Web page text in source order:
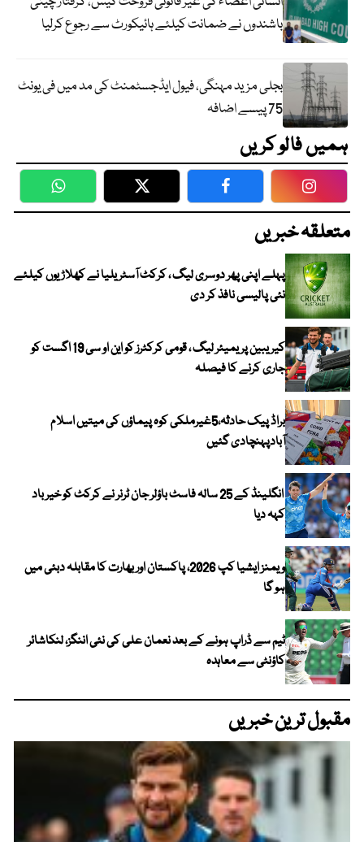
باشندوں نے ضمانت کیلئے ہائیکورٹ سے رجوع کرلیا
بجلی مزید مہنگی، فیول ایڈجسٹمنٹ کی مد میں فی یونٹ
75 پیسے اضافہ
ہمیں فالو کریں
WhatsApp Twitter Facebook
متعلقہ خبریں
پہلے اپنی پھر دوسری لیگ ، کرکٹ آسٹریلیا نے کھلاڑیوں کیلئے
نئی پالیسی نافذ کر دی
کیریبین پریمیئر لیگ ، قومی کرکٹرز کو این او سی 19 اگست کو
جاری کرنے کا فیصلہ
براڈ پیک حادثہ،5غیرملکی کوہ پیماؤں کی میتیں اسلام
آبادپہنچادی گئیں
انگلینڈ کے 25 سالہ فاسٹ باؤلر جان ٹرنر نے کرکٹ کو خیر باد
کہہ دیا
ویمنز ایشیا کپ 2026، پاکستان اور بھارت کا مقابلہ دبئی میں
ہو گا
ٹیم سے ڈراپ ہونے کے بعد نعمان علی کی نئی اننگز، لنکاشائر
کاؤنٹی سے معاہدہ
مقبول ترین خبریں